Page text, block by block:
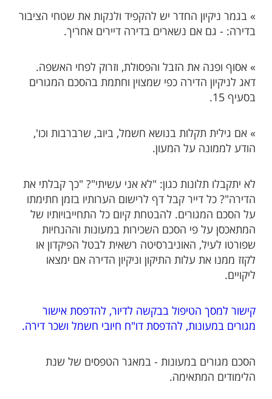
» בגמר ניקיון החדר יש להקפיד ולנקות את שטחי הציבור
בדירה: - גם אם נשארים בדירה דיירים אחריך.
» אסוף ופנה את הזבל והפסולת, וזרוק לפחי האשפה.
דאג לניקיון הדירה כפי שמצוין וחתמת בהסכם המגורים
בסעיף 15.
» ​אם גילית תקלות בנושא חשמל, ביוב, שרברבות וכו',
הודע לממונה על המעון. ​
לא יתקבלו תלונות כגון: "לא אני עשיתי"? "כך קבלתי את
הדירה"? כל דייר קבל דף לרישום הערותיו בזמן חתימתו
על הסכם המגורים. להבטחת קיום כל התחייבויותיו של
המתאכסן על פי הסכם השכירות במעונות וההנחיות
שפורטו לעיל, האוניברסיטה רשאית לבטל הפיקדון או
לקזז ממנו את עלות התיקון וניקיון הדירה אם ימצאו
ליקויים.
קישור למסך הטיפול בבקשה לדיור, להדפסת אישור
מגורים במעונות, להדפסת דו"ח חיובי חשמל ושכר דירה.​
הסכם מגורים במעונות - במאגר הטפסים של שנת
הלימודים המתאימה.